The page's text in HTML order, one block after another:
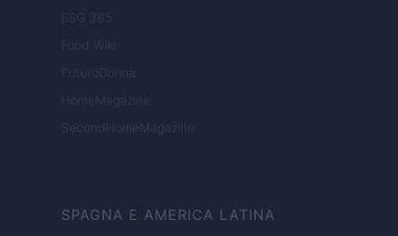
ESG 365
Food Wiki
FuturoDonna
HomeMagazine
SecondHomeMagazine
SPAGNA E AMERICA LATINA